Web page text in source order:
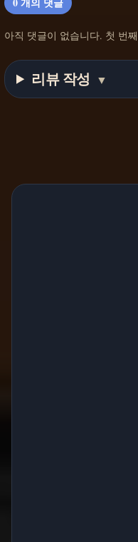
아직 댓글이 없습니다. 첫 번
리뷰 작성 ▼